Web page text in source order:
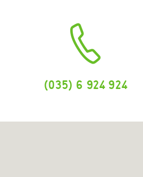
(035) 6 924 924